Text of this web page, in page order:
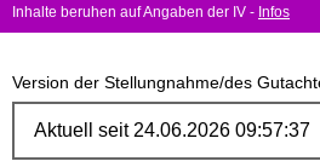
Inhalte beruhen auf Angaben der IV - Infos
Version der Stellungnahme/des